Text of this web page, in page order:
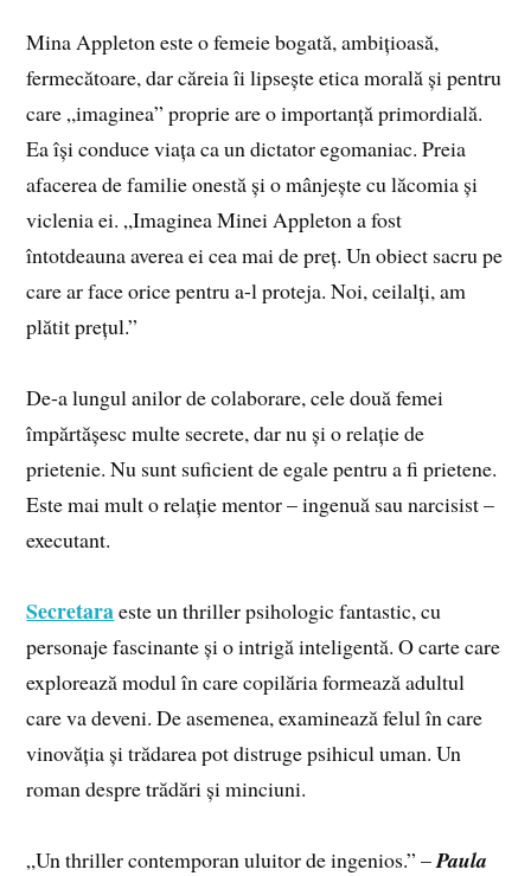
Mina Appleton este o femeie bogată, ambițioasă,
fermecătoare, dar căreia îi lipsește etica morală și pentru
care „imaginea” proprie are o importanță primordială.
Ea își conduce viața ca un dictator egomaniac. Preia
afacerea de familie onestă și o mânjește cu lăcomia și
viclenia ei. „Imaginea Minei Appleton a fost
întotdeauna averea ei cea mai de preț. Un obiect sacru pe
care ar face orice pentru a-l proteja. Noi, ceilalți, am
plătit prețul.”
De-a lungul anilor de colaborare, cele două femei
împărtășesc multe secrete, dar nu și o relație de
prietenie. Nu sunt suficient de egale pentru a fi prietene.
Este mai mult o relație mentor – ingenuă sau narcisist –
executant.
Secretaraeste un thriller psihologic fantastic, cu
personaje fascinante și o intrigă inteligentă. O carte care
explorează modul în care copilăria formează adultul
care va deveni. De asemenea, examinează felul în care
vinovăția și trădarea pot distruge psihicul uman. Un
roman despre trădări și minciuni.
„Un thriller contemporan uluitor de ingenios.” –Paula